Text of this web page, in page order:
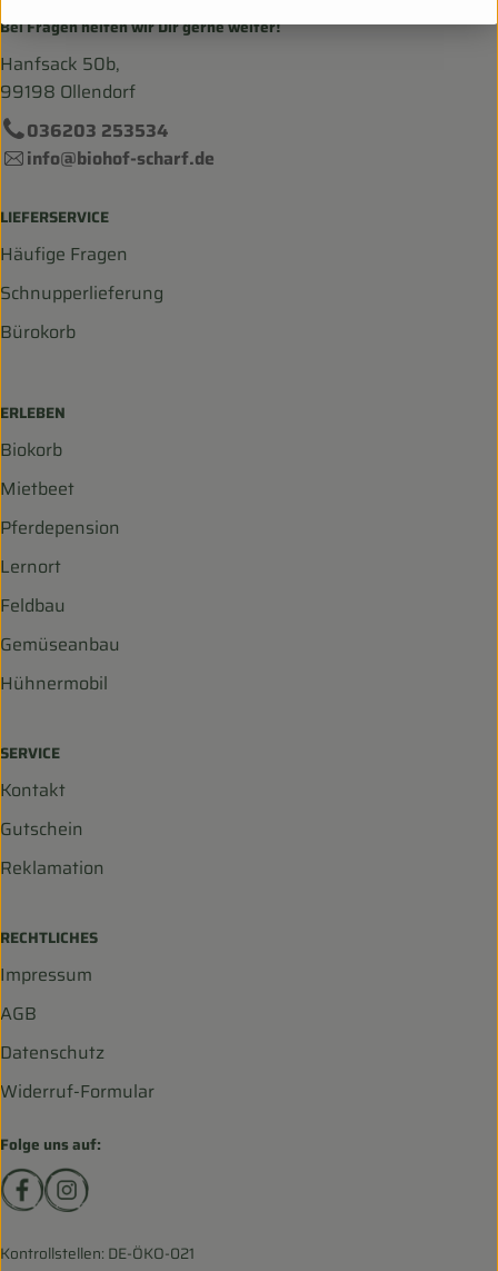
Bei Fragen helfen wir Dir gerne weiter!
Hanfsack 50b,
99198 Ollendorf
036203 253534
info@biohof-scharf.de
LIEFERSERVICE
Häufige Fragen
Schnupperlieferung
Bürokorb
ERLEBEN
Biokorb
Mietbeet
Pferdepension
Lernort
Feldbau
Gemüseanbau
Hühnermobil
SERVICE
Kontakt
Gutschein
Reklamation
RECHTLICHES
Impressum
AGB
Datenschutz
Widerruf-Formular
Folge uns auf:
Externer Link zu https://www.facebook.com/
Externer Link zu https://www.instagram.com/
Kontrollstellen: DE-ÖKO-021